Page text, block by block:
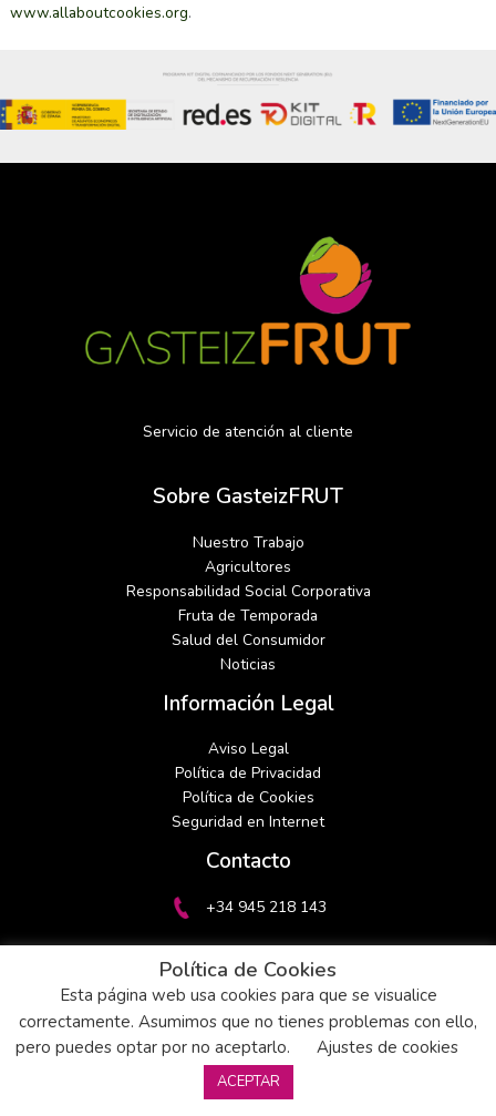
www.allaboutcookies.org.
Servicio de atención al cliente
Sobre GasteizFRUT
Nuestro Trabajo
Agricultores
Responsabilidad Social Corporativa
Fruta de Temporada
Salud del Consumidor
Noticias
Información Legal
Aviso Legal
Política de Privacidad
Política de Cookies
Seguridad en Internet
Contacto
+34 945 218 143
linkedininstagram
Política de Cookies
Esta página web usa cookies para que se visualice
correctamente. Asumimos que no tienes problemas con ello,
pero puedes optar por no aceptarlo.
Ajustes de cookies
ACEPTAR